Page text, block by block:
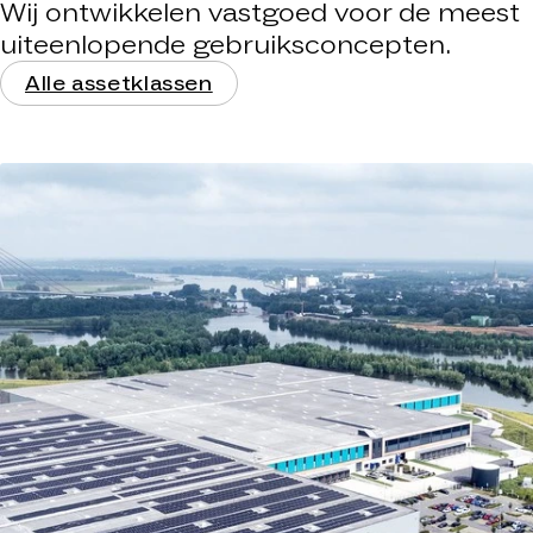
Wij ontwikkelen vastgoed voor de meest
uiteenlopende gebruiksconcepten.
Alle assetklassen